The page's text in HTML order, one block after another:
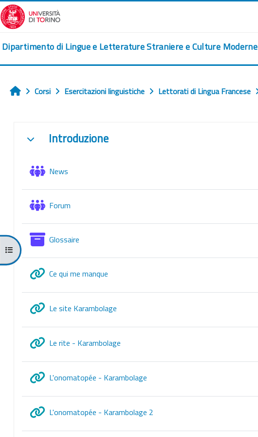
Vai al contenuto principale
Dipartimento di Lingue e Letterature Straniere e Culture Moderne
Apri indice del corso
Home
Corsi Esercitazioni linguistiche Lettorati di Lingua Francese
Schema della sezione
MinimizzaIntroduzione
News
Forum
Glossaire
Ce qui me manque
Le site Karambolage
Le rite - Karambolage
L'onomatopée - Karambolage
L'onomatopée - Karambolage 2